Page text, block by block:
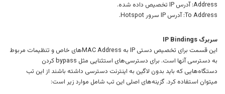
Address: آدرس IP تخصیص داده شده.
To Address: آدرس IP سرور Hotspot.
سربرگ IP Bindings
این قسمت برای تخصیص دستی IP به MAC Address‌های خاص و تنظیمات مربوط
به دسترسی آنها است. برای دسترسی‌های استثنایی مثل bypass کردن
دستگاه‌هایی که باید بدون لاگین به اینترنت دسترسی داشته باشند از این تب
میتوان استفاده کرد. گزینه‌های اصلی این تب شامل موارد زیر است: